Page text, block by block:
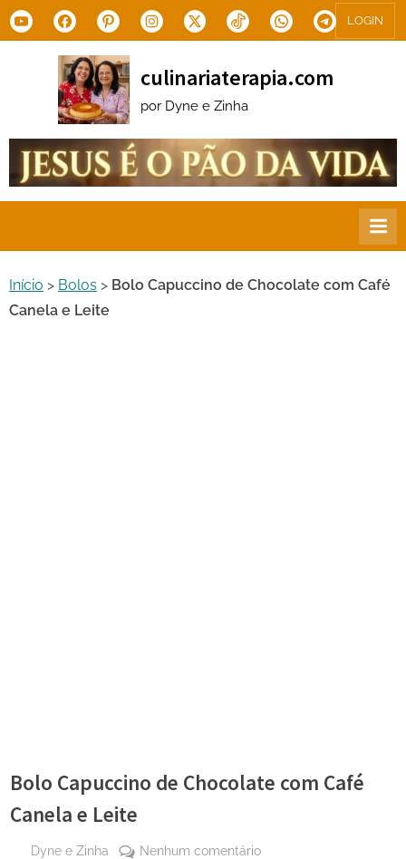
Skip
to
YoutubeFacebookPinterestInstagram
X.com Tiktok WhatsAppTelegram
LOGIN
culinariaterapia.com
por Dyne e Zinha
Início > Bolos > Bolo Capuccino de Chocolate com Café
Canela e Leite
Bolo Capuccino de Chocolate com Café
Canela e Leite
By
Dyne e Zinha Nenhum comentárioem